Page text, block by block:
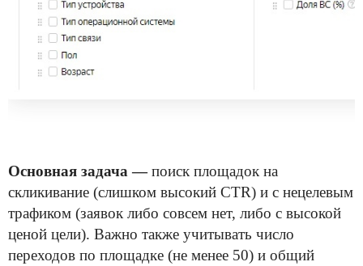
Основная задача —поиск площадок на
скликивание (слишком высокий CTR) и с нецелевым
трафиком (заявок либо совсем нет, либо с высокой
ценой цели). Важно также учитывать число
переходов по площадке (не менее 50) и общий